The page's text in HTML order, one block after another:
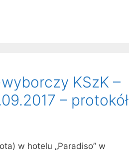
KSzK –
– protokół
w hotelu „Paradiso” w